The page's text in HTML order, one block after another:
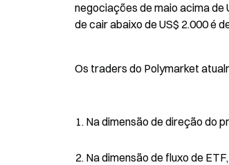
negociações de maio acima de
de cair abaixo de US$ 2.000 é
Os traders do Polymarket
Na dimensão de direção do
Na dimensão de fluxo de